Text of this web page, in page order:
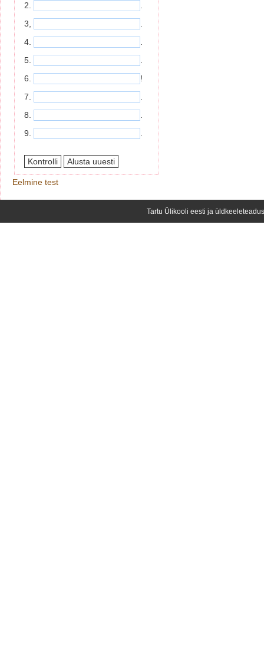
2.
3,
4.
5.
6.
!
7.
8.
9.
Eelmine test
Tartu Ülikooli eesti ja